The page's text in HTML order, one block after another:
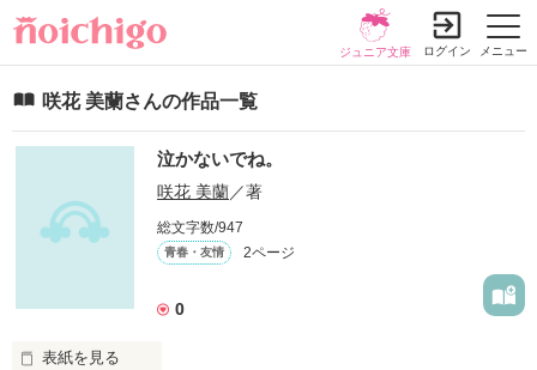
メニュー
ジュニア文庫 ログイン
咲花 美蘭さんの作品一覧
泣かないでね。
咲花 美蘭／著
総文字数/947
青春・友情 2ページ
0
表紙を見る